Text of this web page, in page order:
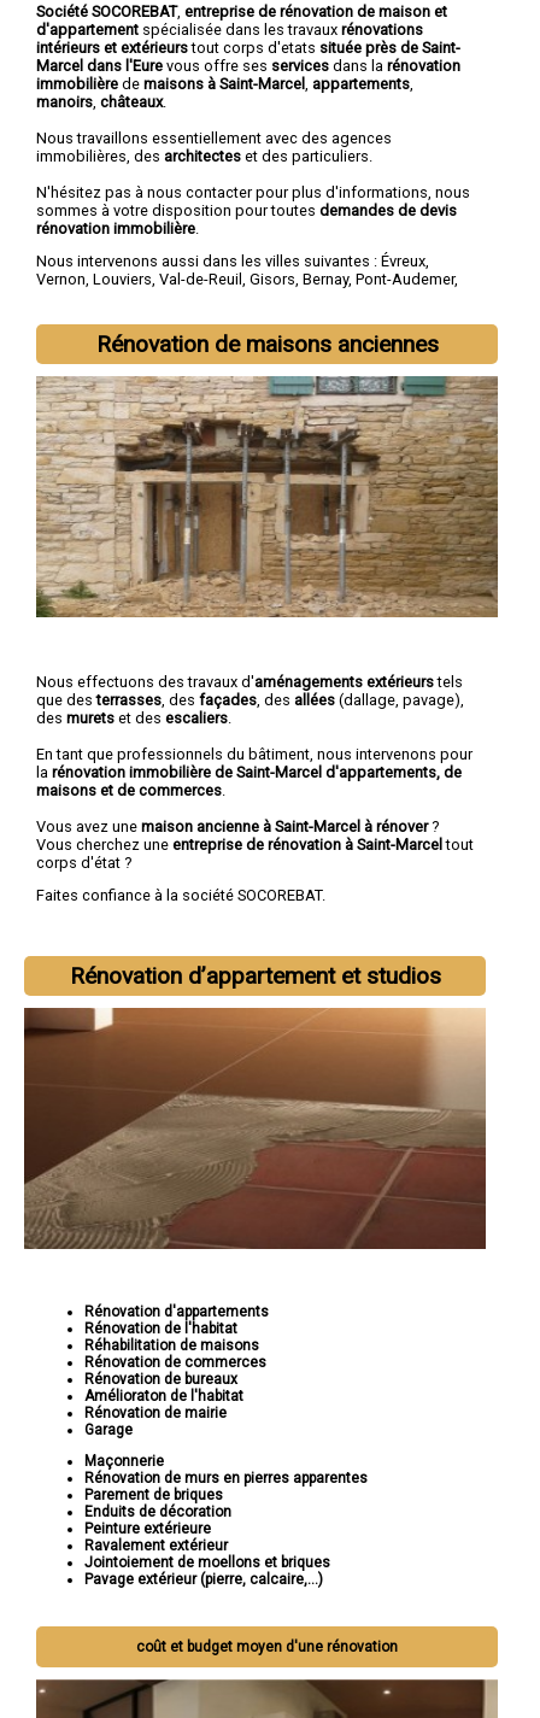
Société SOCOREBAT, entreprise de rénovation de maison et
d'appartement spécialisée dans les travaux rénovations
intérieurs et extérieurstout corps d'etats située près de Saint-
Marcel dans l'Eure vous offre ses services dans la rénovation
immobilière de maisons à Saint-Marcel appartements
manoirs châteaux.
Nous travaillons essentiellement avec des agences
immobilières, des architectes et des particuliers.
N'hésitez pas à nous contacter pour plus d'informations, nous
sommes à votre disposition pour toutes demandes de devis
rénovation immobilière
Nous intervenons aussi dans les villes suivantes : Évreux,
Vernon, Louviers, Val-de-Reuil , Gisors, Bernay, Pont-Audemer,
Rénovation de maisons anciennes
Nous effectuons des travaux d'aménagements extérieurstels
que desterrasses , des façades , des allées (dallage, pavage),
des murets et des escaliers
En tant que professionnels du bâtiment, nous intervenons pour
la rénovation immobilière de Saint-Marcel d'appartements, de
maisons et de commerces
Vous avez une maison ancienne à Saint-Marcel à rénover?
Vous cherchez une entreprise de rénovation à Saint-Marceltout
corps d'état ?
Faites confiance à la société SOCOREBAT.
Rénovation d’appartement et studios
Rénovation d'appartements
Rénovation de l'habitat
Réhabilitation de maisons
Rénovation de commerces
Rénovation de bureaux
Amélioraton de l'habitat
Rénovation de mairie
Garage
Maçonnerie
Rénovation de murs en pierres apparentes
Parement de briques
Enduits de décoration
Peinture extérieure
Ravalement extérieur
Jointoiement de moellons et briques
Pavage extérieur (pierre, calcaire,...)
coût et budget moyen d'une rénovation